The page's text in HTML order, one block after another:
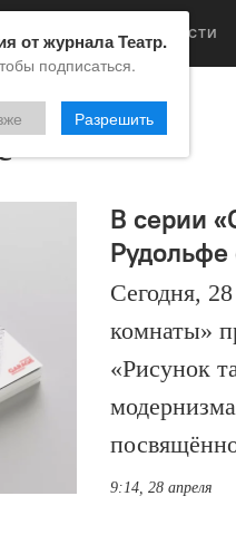
НОВОСТИ
В серии
Сегодня,
комнаты»
«Рисунок
9:14, 28 апреля
от журнала Театр.
подписаться.
Разрешить